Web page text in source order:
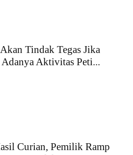
Tindak Tegas Jika
Aktivitas Peti...
Curian, Pemilik Ramp